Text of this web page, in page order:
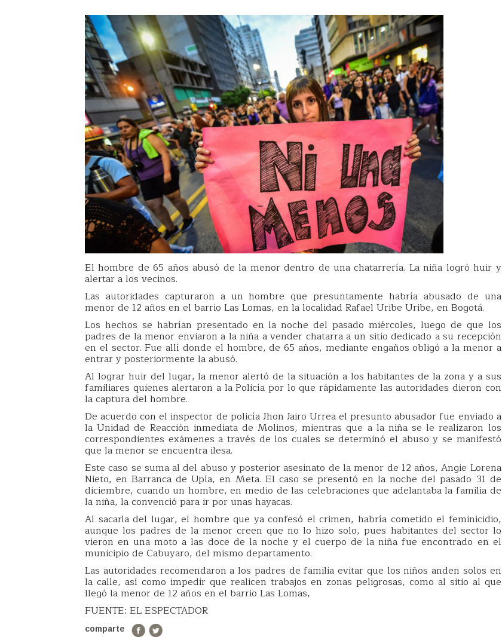
El hombre de 65 años abusó de la menor dentro de una chatarrería. La niña logró huir y
alertar a los vecinos.
Las autoridades capturaron a un hombre que presuntamente habría abusado de una
menor de 12 años en el barrio Las Lomas, en la localidad Rafael Uribe Uribe, en Bogotá.
Los hechos se habrían presentado en la noche del pasado miércoles, luego de que los
padres de la menor enviaron a la niña a vender chatarra a un sitio dedicado a su recepción
en el sector. Fue allí donde el hombre, de 65 años, mediante engaños obligó a la menor a
entrar y posteriormente la abusó.
Al lograr huir del lugar, la menor alertó de la situación a los habitantes de la zona y a sus
familiares quienes alertaron a la Policía por lo que rápidamente las autoridades dieron con
la captura del hombre.
De acuerdo con el inspector de policía Jhon Jairo Urrea el presunto abusador fue enviado a
la Unidad de Reacción inmediata de Molinos, mientras que a la niña se le realizaron los
correspondientes exámenes a través de los cuales se determinó el abuso y se manifestó
que la menor se encuentra ilesa.
Este caso se suma al del abuso y posterior asesinato de la menor de 12 años, Angie Lorena
Nieto, en Barranca de Upía, en Meta. El caso se presentó en la noche del pasado 31 de
diciembre, cuando un hombre, en medio de las celebraciones que adelantaba la familia de
la niña, la convenció para ir por unas hayacas.
Al sacarla del lugar, el hombre que ya confesó el crimen, habría cometido el feminicidio,
aunque los padres de la menor creen que no lo hizo solo, pues habitantes del sector lo
vieron en una moto a las doce de la noche y el cuerpo de la niña fue encontrado en el
municipio de Cabuyaro, del mismo departamento.
Las autoridades recomendaron a los padres de familia evitar que los niños anden solos en
la calle, así como impedir que realicen trabajos en zonas peligrosas, como al sitio al que
llegó la menor de 12 años en el barrio Las Lomas,
FUENTE: EL ESPECTADOR
comparte